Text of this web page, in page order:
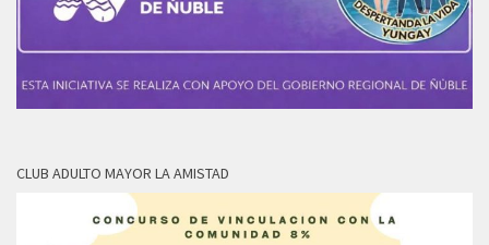
CLUB ADULTO MAYOR LA AMISTAD